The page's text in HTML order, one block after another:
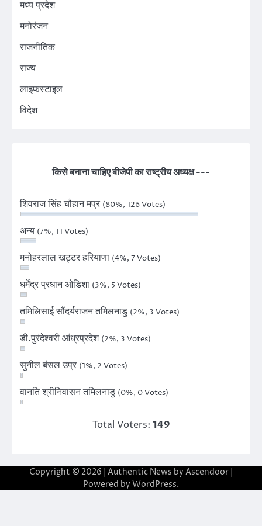
मध्य प्रदेश
मनोरंजन
राजनीतिक
राज्य
लाइफस्टाइल
विदेश
किसे बनाना चाहिए बीजेपी का राष्ट्रीय अध्यक्ष ---
शिवराज सिंह चौहान मप्र (80%, 126 Votes)
अन्य (7%, 11 Votes)
मनोहरलाल खट्टर हरियाणा (4%, 7 Votes)
धर्मेंद्र प्रधान ओडिशा (3%, 5 Votes)
तमिलिसाई सौंदर्यराजन तमिलनाडु (2%, 3 Votes)
डी.पुरंदेश्वरी आंध्रप्रदेश (2%, 3 Votes)
सुनील बंसल उप्र (1%, 2 Votes)
वानति श्रीनिवासन तमिलनाडु (0%, 0 Votes)
Total Voters: 149
Copyright © 2026 | Authentic News by Ascendoor
Powered by WordPress.